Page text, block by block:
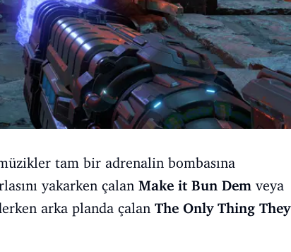
tam bir adrenalin bombasına
yakarken çalan Make it Bun Dem veya
arka planda çalan The Only Thing They